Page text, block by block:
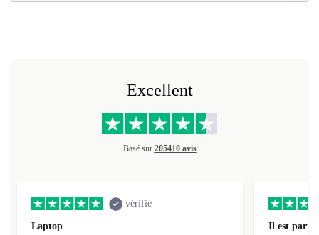
Excellent
Basé sur 205410 avis
vérifié
Laptop Il est